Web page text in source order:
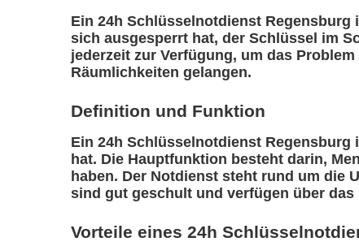
Ein 24h Schlüsselnotdienst
sich ausgesperrt hat, der Schlüssel im
jederzeit zur Verfügung, um das
Räumlichkeiten gelangen.
Definition und Funktion
Ein 24h Schlüsselnotdienst
hat. Die Hauptfunktion besteht darin,
haben. Der Notdienst steht rund um die
sind gut geschult und verfügen über
Vorteile eines 24h